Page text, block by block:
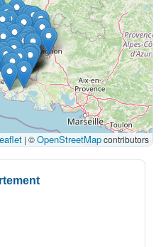
| ©OpenStreetMapcontributors